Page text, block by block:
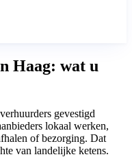
Haag: wat u
gevestigd
lokaal werken,
of bezorging. Dat
van landelijke ketens.